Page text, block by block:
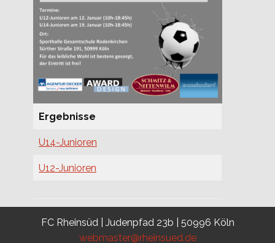
Ergebnisse
U14-Junioren
U12-Junioren
FC Rheinsüd | Judenpfad 23b | 50996 Köln
webmaster@rheinsued.de